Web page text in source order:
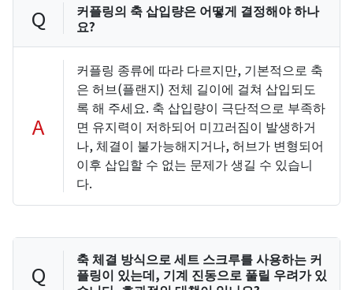
Q
커플링의 축 삽입량은 어떻게 결정해야 하나
요?
A
커플링 종류에 따라 다르지만, 기본적으로 축
은 허브(플랜지) 전체 길이에 걸쳐 삽입되도
록 해 주세요. 축 삽입량이 극단적으로 부족하
면 유지력이 저하되어 미끄러짐이 발생하거
나, 체결이 불가능해지거나, 허브가 변형되어
이후 삽입할 수 없는 문제가 생길 수 있습니
다.
Q
축 체결 방식으로 세트 스크루를 사용하는 커
플링이 있는데, 기계 진동으로 풀릴 우려가 있